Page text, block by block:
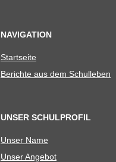
NAVIGATION
Start­seite
Berichte aus dem Schulleben
UNSER SCHULPROFIL
Unser Name
Unser Ange­bot